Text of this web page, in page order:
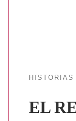
HISTORIAS
EL